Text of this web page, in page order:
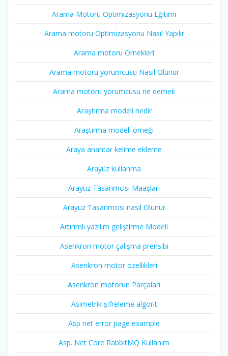
Arama Motoru Optimizasyonu Eğitimi
Arama motoru Optimizasyonu Nasıl Yapılır
Arama motoru Örnekleri
Arama motoru yorumcusu Nasıl Olunur
Arama motoru yorumcusu ne demek
Araştırma modeli nedir
Araştırma modeli örneği
Araya anahtar kelime ekleme
Arayüz kullanma
Arayüz Tasarımcısı Maaşları
Arayüz Tasarımcısı nasıl Olunur
Artırımlı yazılım geliştirme Modeli
Asenkron motor çalışma prensibi
Asenkron motor özellikleri
Asenkron motorun Parçaları
Asimetrik şifreleme algorit
Asp net error page example
Asp. Net Core RabbitMQ Kullanım